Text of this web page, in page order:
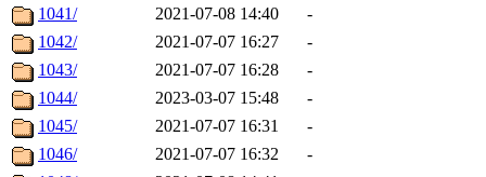
1041/
2021-07-08 14:40
-
1042/
2021-07-07 16:27
-
1043/
2021-07-07 16:28
-
1044/
2023-03-07 15:48
-
1045/
2021-07-07 16:31
-
1046/
2021-07-07 16:32
-